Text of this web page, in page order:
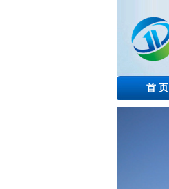
首 页